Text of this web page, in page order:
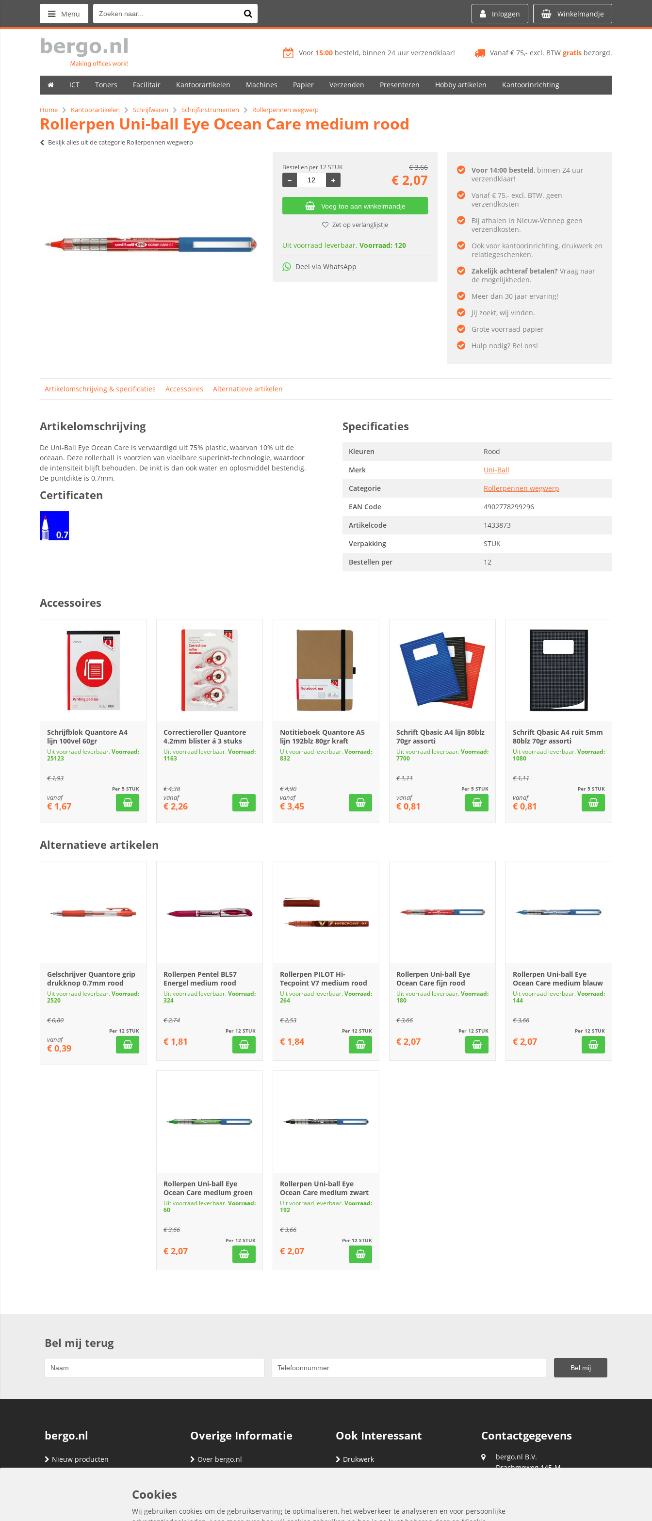
Menu Inloggen Winkelmandje
Vanaf € 75,- excl. BTW gratis bezorgd.
Voor 15:00 besteld, binnen 24 uur verzendklaar!
ICT Toners Facilitair Kantoorartikelen Machines Papier Verzenden Presenteren Hobby artikelen Kantoorinrichting
Home Kantoorartikelen Schrijfwaren Schrijfinstrumenten Rollerpennen wegwerp
Rollerpen Uni-ball Eye Ocean Care medium rood
Bekijk alles uit de categorie Rollerpennen wegwerp
Bestellen per 12 STUK €3,66
€ 2,07
Voeg toe aan winkelmandje
Zet op verlanglijstje
Uit voorraad leverbaar. Voorraad: 120
Deel via WhatsApp
Voor 14:00 besteld, binnen 24 uur
verzendklaar!
Vanaf € 75,- excl. BTW. geen
verzendkosten
Bij afhalen in Nieuw-Vennep geen
verzendkosten.
Ook voor kantoorinrichting, drukwerk en
relatiegeschenken.
Zakelijk achteraf betalen? Vraag naar
de mogelijkheden.
Meer dan 30 jaar ervaring!
Jij zoekt, wij vinden.
Grote voorraad papier
Hulp nodig? Bel ons!
Artikelomschrijving & specificaties Accessoires Alternatieve artikelen
Artikelomschrijving
De Uni-Ball Eye Ocean Care is vervaardigd uit 75% plastic, waarvan 10% uit de
oceaan. Deze rollerball is voorzien van vloeibare superinkt-technologie, waardoor
de intensiteit blijft behouden. De inkt is dan ook water en oplosmiddel bestendig.
De puntdikte is 0,7mm.
Certificaten
Specificaties
Kleuren
Rood
Merk
Uni-Ball
Categorie
Rollerpennen wegwerp
EAN Code
4902778299296
Artikelcode
1433873
Verpakking
STUK
Bestellen per
12
Accessoires
Schrijfblok Quantore A4
lijn 100vel 60gr
Uit voorraad leverbaar.Voorraad:
25123
€1,93
Per 5 STUK
vanaf
€ 1,67
Correctieroller Quantore
4.2mm blister á 3 stuks
Uit voorraad leverbaar.Voorraad:
1163
€4,38
vanaf
€ 2,26
Notitieboek Quantore A5
lijn 192blz 80gr kraft
Uit voorraad leverbaar.Voorraad:
832
€4,90
vanaf
€ 3,45
Schrift Qbasic A4 lijn 80blz
70gr assorti
Uit voorraad leverbaar.Voorraad:
7700
€1,11
Per 5 STUK
vanaf
€ 0,81
Schrift Qbasic A4 ruit 5mm
80blz 70gr assorti
Uit voorraad leverbaar.Voorraad:
1080
€1,11
Per 5 STUK
vanaf
€ 0,81
Alternatieve artikelen
Gelschrijver Quantore grip
drukknop 0.7mm rood
Uit voorraad leverbaar.Voorraad:
2520
€0,80
Per 12 STUK
vanaf
€ 0,39
Rollerpen Pentel BL57
Energel medium rood
Uit voorraad leverbaar.Voorraad:
324
€2,74
Per 12 STUK
€ 1,81
Rollerpen PILOT Hi-
Tecpoint V7 medium rood
Uit voorraad leverbaar.Voorraad:
264
€2,53
Per 12 STUK
€ 1,84
Rollerpen Uni-ball Eye
Ocean Care fijn rood
Uit voorraad leverbaar.Voorraad:
180
€3,66
Per 12 STUK
€ 2,07
Rollerpen Uni-ball Eye
Ocean Care medium blauw
Uit voorraad leverbaar.Voorraad:
144
€3,66
Per 12 STUK
€ 2,07
Rollerpen Uni-ball Eye
Ocean Care medium groen
Uit voorraad leverbaar.Voorraad:
60
€3,66
Per 12 STUK
€ 2,07
Rollerpen Uni-ball Eye
Ocean Care medium zwart
Uit voorraad leverbaar.Voorraad:
192
€3,66
Per 12 STUK
€ 2,07
Bel mij terug
bergo.nl
Nieuw producten
Overige Informatie
Over bergo.nl
Ook Interessant
Drukwerk
Contactgegevens
bergo.nl B.V.
Drachmeweg 145-M
Cookies
Wij gebruiken cookies om de gebruikservaring te optimaliseren, het webverkeer te analyseren en voor persoonlijke